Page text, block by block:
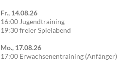
Fr., 14.08.26
16:00 Jugendtraining
19:30 freier Spielabend
Mo., 17.08.26
17:00 Erwachsenentraining (Anfänger)